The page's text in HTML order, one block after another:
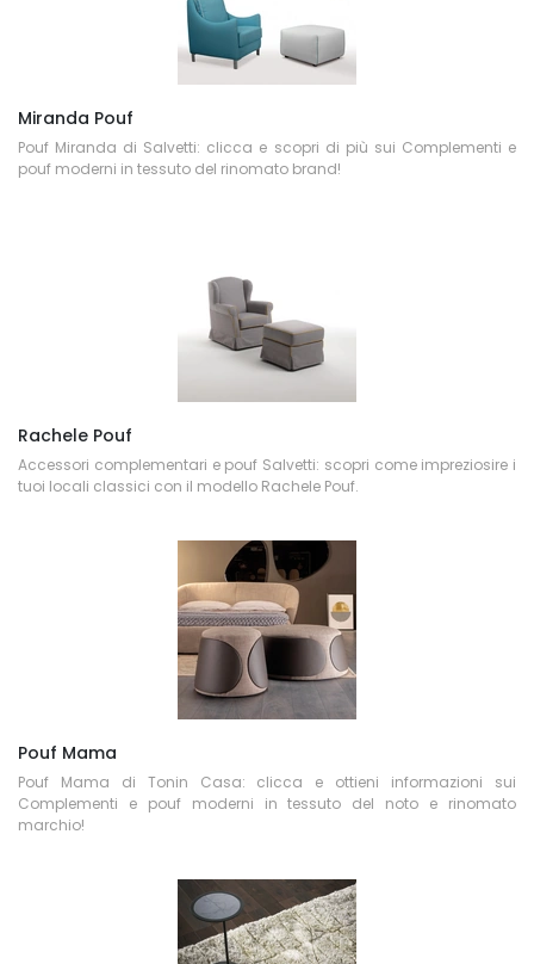
Miranda Pouf
Pouf Miranda di Salvetti: clicca e scopri di più sui Complementi e
pouf moderni in tessuto del rinomato brand!
Rachele Pouf
Accessori complementari e pouf Salvetti: scopri come impreziosire i
tuoi locali classici con il modello Rachele Pouf.
Pouf Mama
Pouf Mama di Tonin Casa: clicca e ottieni informazioni sui
Complementi e pouf moderni in tessuto del noto e rinomato
marchio!